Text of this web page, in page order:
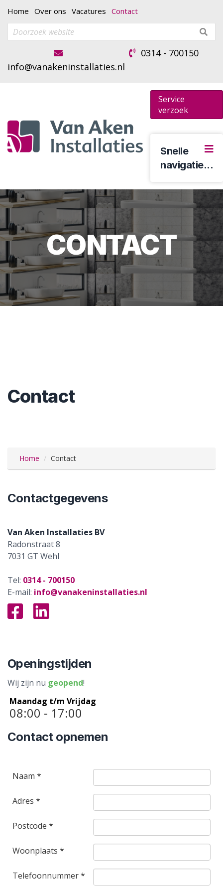
Home Over ons Vacatures Contact
info@vanakeninstallaties.nl
0314 - 700150
Service
verzoek
Snelle
navigatie...
CONTACT
Contact
Home Contact
Contactgegevens
Van Aken Installaties BV
Radonstraat 8
7031 GT Wehl
Tel: 0314 - 700150
E-mail: info@vanakeninstallaties.nl
Openingstijden
Wij zijn nu geopend!
Maandag t/m Vrijdag
08:00 - 17:00
Contact opnemen
Naam *
Adres *
Postcode *
Woonplaats *
Telefoonnummer *